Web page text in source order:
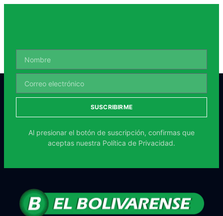
SUSCRIBIRME
Al presionar el botón de suscripción, confirmas que
aceptas nuestra Política de Privacidad.